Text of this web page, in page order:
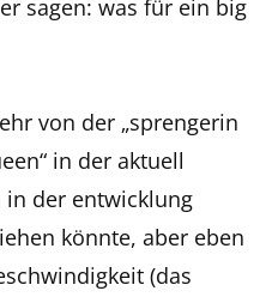
sagen: was für ein big
von der „sprengerin
in der aktuell
in der entwicklung
könnte, aber eben
(das